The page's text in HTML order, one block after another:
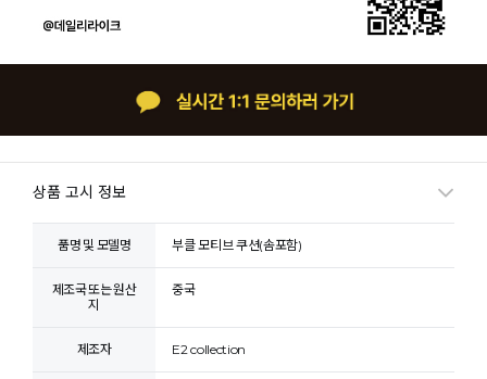
상품 고시 정보
품명 및 모델명 부클 모티브 쿠션(솜포함)
제조국 또는 원산
지
중국
제조자 E2 collection